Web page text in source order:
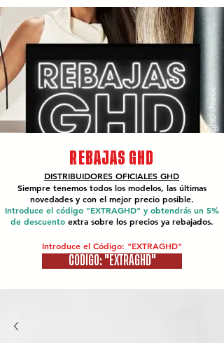
REBAJAS GHD
DISTRIBUIDORES OFICIALES GHD
Siempre tenemos todos los modelos, las últimas
novedades y con el mejor precio posible.
Introduce el código "EXTRAGHD" y obtendrás un 5%
de descuento extra sobre los precios ya rebajados.
Introduce el Código: "EXTRAGHD"
CÓDIGO: "EXTRAGHD"